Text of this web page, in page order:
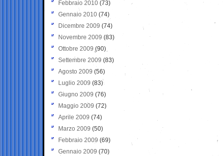
Febbraio 2010 (73)
Gennaio 2010 (74)
Dicembre 2009 (74)
Novembre 2009 (83)
Ottobre 2009 (90)
Settembre 2009 (83)
Agosto 2009 (56)
Luglio 2009 (83)
Giugno 2009 (76)
Maggio 2009 (72)
Aprile 2009 (74)
Marzo 2009 (50)
Febbraio 2009 (69)
Gennaio 2009 (70)